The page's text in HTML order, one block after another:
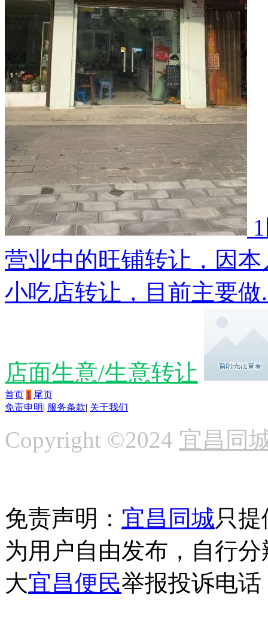
营业中的旺铺转让，因
小吃店转让，目前主要做
店面生意/生意转让
首页 1 尾页
免责申明| 服务条款| 关于我们
Copyright ©2024 宜昌同
免责声明： 宜昌同城只
为用户自由发布，自行
大宜昌便民举报投诉电话